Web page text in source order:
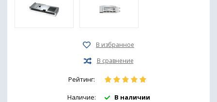
Рейтинг:
Наличие: В наличии